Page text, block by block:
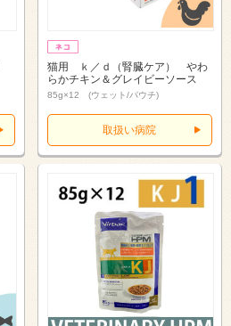
猫用 ｋ／ｄ（腎臓ケア） やわ
らかチキン＆グレイビーソース
85g×12 (ウェット/パウチ)
取扱い病院